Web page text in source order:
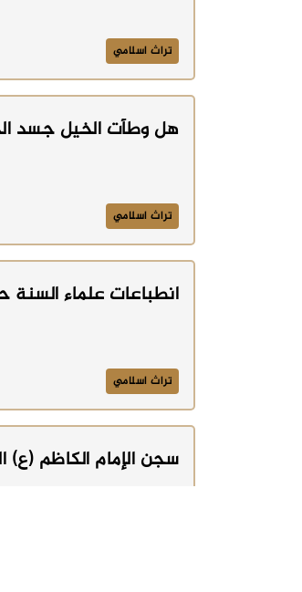
تراث اسلامي
هل وطأت الخيل جسد
تراث اسلامي
انطباعات علماء السنة
تراث اسلامي
سجن الإمام الكاظم (ع)